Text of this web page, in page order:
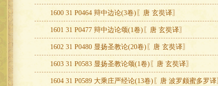
1600 31 P0464 辩中边论(3卷)〖唐 玄奘译〗
1601 31 P0477 辩中边论颂(1卷)〖唐 玄奘译〗
1602 31 P0480 显扬圣教论(20卷)〖唐 玄奘译〗
1603 31 P0583 显扬圣教论颂(1卷)〖唐 玄奘译〗
1604 31 P0589 大乘庄严经论(13卷)〖唐 波罗颇蜜多罗译